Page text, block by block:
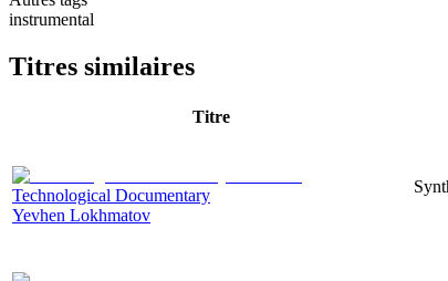
instrumental
Titres similaires
Titre
Technological Documentary
Yevhen Lokhmatov